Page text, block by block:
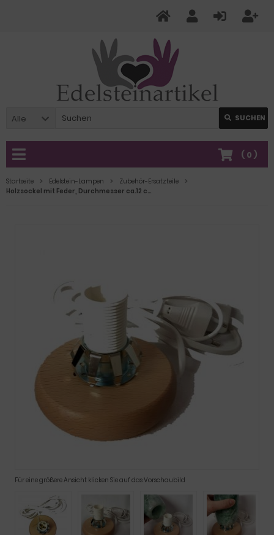
Alle SUCHEN
( 0 )
Startseite Edelstein-Lampen
Zubehör-Ersatzteile
Holzsockel mit Feder, Durchmesser ca.12 cm, für Lampen, Fassung E14, Edelstein-Lampen-Sockel
Für eine größere Ansicht klicken Sie auf das Vorschaubild